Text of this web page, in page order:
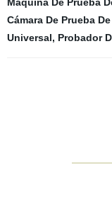
Cámara De Prueba
Universal, Probador